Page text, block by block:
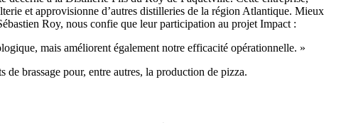
et approvisionne d’autres distilleries de la région Atlantique. Mieux
Roy, nous confie que leur participation au projet Impact :
mais améliorent également notre efficacité opérationnelle. »
brassage pour, entre autres, la production de pizza.